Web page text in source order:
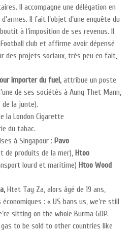
Il accompagne une délégation en
Il fait l’objet d’une enquête du
à l’imposition de ses revenus. Il
club et affirme avoir dépensé
des projets sociaux, très peu en fait,
importer du fuel, attribue un poste
de ses sociétés à Aung Thet Mann,
de la junte).
la London Cigarette
du tabac.
à Singapour : Pavo
de produits de la mer), Htoo
lourd et maritime) Htoo Wood
Htet Tay Za, alors âgé de 19 ans,
: « US bans us, we’re still
sitting on the whole Burma GDP.
to be sold to other countries like